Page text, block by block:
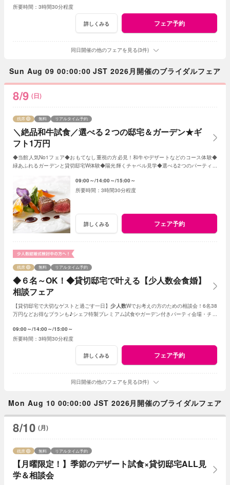
3時間30分程度
詳しくみる フェア予約
同日開催の他のフェアを見る(3件)
Sun Aug 09 00:00:00 JST 2026月開催のブライダルフェア
8/9 (日)
＼絶品和牛試食／選べる２つの邸宅＆ガーデン★ギ
フト1万円
残席 無料 リアルタイム予約
◆当館人気No1フェア◆おもてなし重視の方必見！和牛やデザートなどのコース体験◆
緑あふれるガーデンと貸切邸宅W体験◆陽光輝くチャペル見学◆選べる2つのパーティ会
09:00～ 14:00～ 15:00～
3時間30分程度
詳しくみる フェア予約
◆６名～OK！◆貸切邸宅で叶える【少人数会食婚】
相談フェア
残席 無料 リアルタイム予約
【貸切邸宅で大切なゲストと過ごす一日】少人数Wでお考えの方のための相談会！6名38
万円などお得なプランも♪シェフ特製プレミアム試食やガーデン付きパーティ会場・チャ
09:00～ 14:00～ 15:00～
3時間30分程度
詳しくみる フェア予約
同日開催の他のフェアを見る(3件)
Mon Aug 10 00:00:00 JST 2026月開催のブライダルフェア
8/10 (月)
【月曜限定！】季節のデザート試食×貸切邸宅ALL見
学＆相談会
残席 無料 リアルタイム予約